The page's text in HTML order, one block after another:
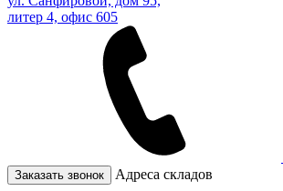
литер 4, офис 605
Заказать звонок Адреса складов